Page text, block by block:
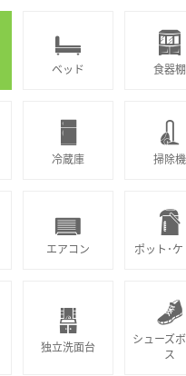
ベッド 食器棚
冷蔵庫 掃除機
エアコン ポット･
独立洗面台
シューズ
ス